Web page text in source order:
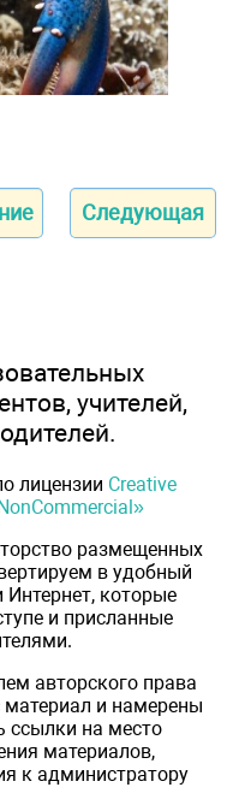
Следующая
учителей,
лицензии Creative
размещенных
в удобный
которые
и присланные
авторского права
и намерены
ссылки на место
материалов,
к администратору